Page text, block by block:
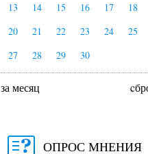
13
14 15 16 17 18
20
21 22 23 24 25
27
28 29 30
за месяц
ОПРОС МНЕНИЯ